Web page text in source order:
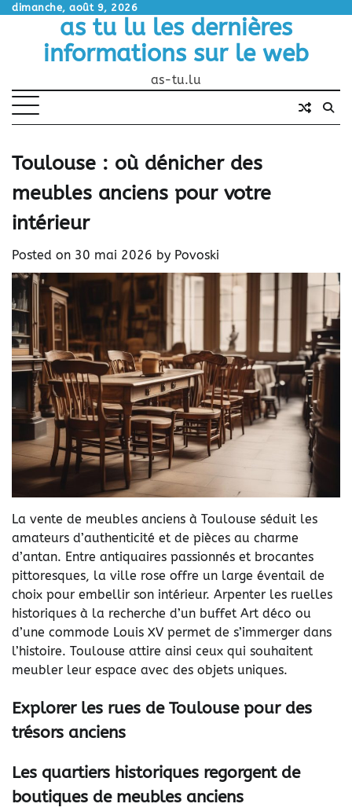
Skipdimanche, août 9, 2026
as tu lu les dernières
informations sur le web
as-tu.lu
Toulouse : où dénicher des
meubles anciens pour votre
intérieur
Posted on 30 mai 2026 by Povoski
La vente de meubles anciens à Toulouse séduit les
amateurs d’authenticité et de pièces au charme
d’antan. Entre antiquaires passionnés et brocantes
pittoresques, la ville rose offre un large éventail de
choix pour embellir son intérieur. Arpenter les ruelles
historiques à la recherche d’un buffet Art déco ou
d’une commode Louis XV permet de s’immerger dans
l’histoire. Toulouse attire ainsi ceux qui souhaitent
meubler leur espace avec des objets uniques.
Explorer les rues de Toulouse pour des
trésors anciens
Les quartiers historiques regorgent de
boutiques de meubles anciens